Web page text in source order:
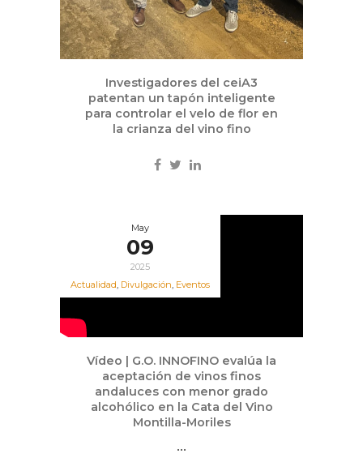
Investigadores del ceiA3
patentan un tapón inteligente
para controlar el velo de flor en
la crianza del vino fino
May
09
2025
Actualidad, Divulgación, Eventos
Vídeo | G.O. INNOFINO evalúa la
aceptación de vinos finos
andaluces con menor grado
alcohólico en la Cata del Vino
Montilla-Moriles
...